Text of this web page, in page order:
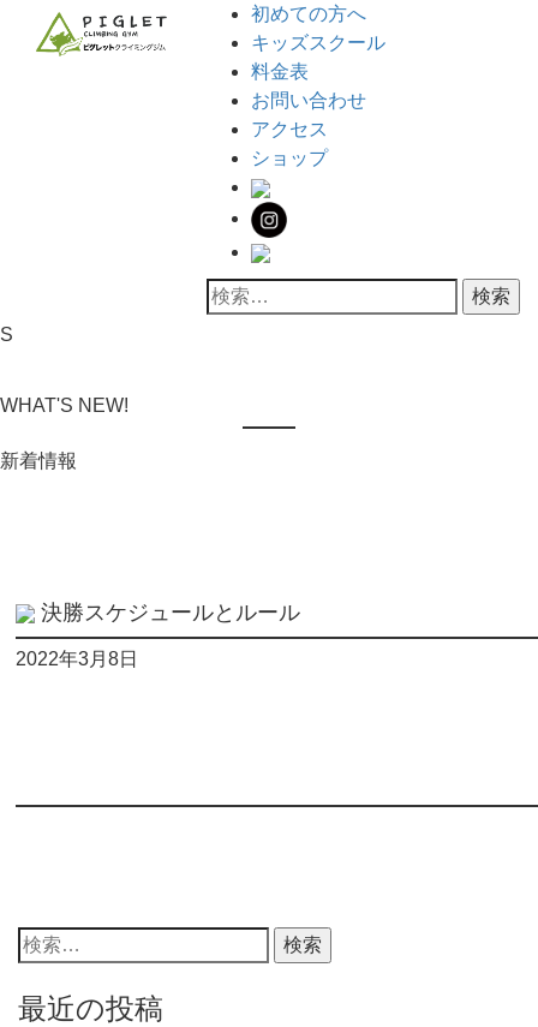
初めての方へ
キッズスクール
料金表
お問い合わせ
アクセス
ショップ
検
索:
S
WHAT'S NEW!
新着情報
決勝スケジュールとルール
2022年3月8日
検
索:
最近の投稿